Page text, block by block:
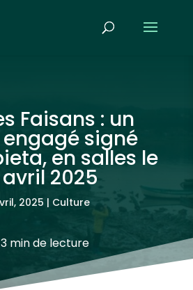
Faisans : un
signé
en salles le
avril 2025
2025 | Culture
3min de lecture